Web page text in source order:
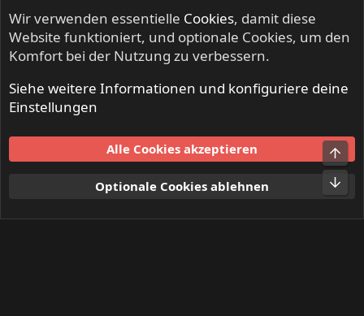
Mitglieder
Nutzungsbedingungen
Datenschutz
S
Wir verwenden essentielle Cookies, damit diese
Website funktioniert, und optionale Cookies, um den
Komfort bei der Nutzung zu verbessern.
Siehe weitere Informationen und konfiguriere deine
Einstellungen
Alle Cookies akzeptieren
Optionale Cookies ablehnen